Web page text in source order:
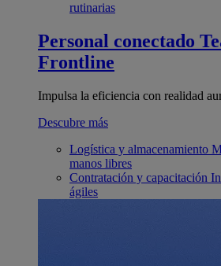
rutinarias
Personal conectado
Frontline
Impulsa la eficiencia con realidad
Descubre más
Logística y almacenamiento
manos libres
Contratación y capacitación
ágiles